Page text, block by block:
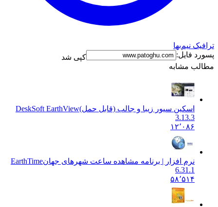
ترافیک نیم‌بها
پسورد فایل:
کپی شد
مطالب مشابه
اسکین سیور زیبا و جالب (قابل حمل)DeskSoft EarthView
3.13.3
۱۲٬۰۸۶
نرم افزار | برنامه مشاهده ساعت شهرهای جهانEarthTime
6.31.1
۵۸٬۵۱۴